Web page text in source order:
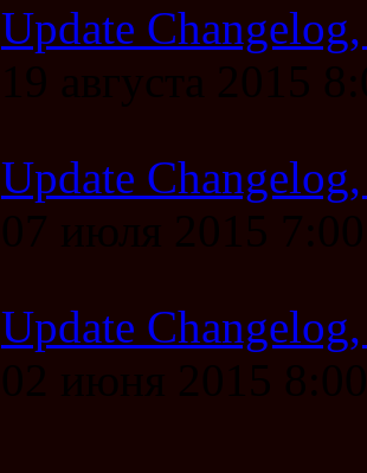
Update
Update
Update